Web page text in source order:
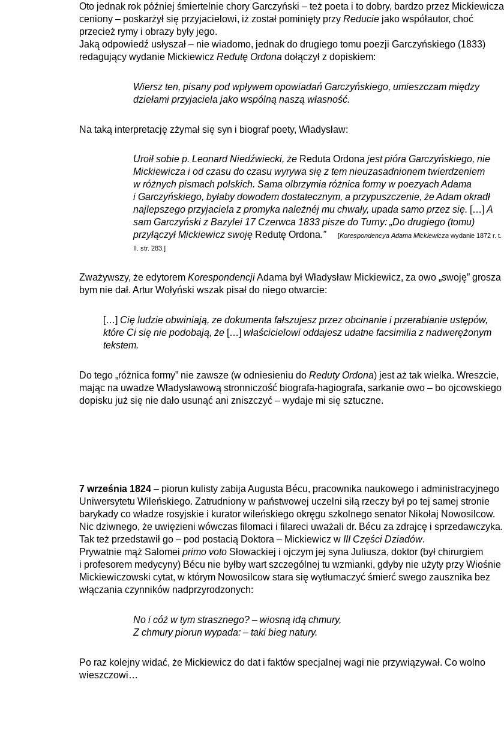
Oto jednak rok później śmiertelnie chory Garczyński – też poeta i to dobry, bardzo przez Mickiewicza
ceniony – poskarżył się przyjacielowi, iż został pominięty przy Reducie jako współautor, choć
przecież rymy i obrazy były jego.
Jaką odpowiedź usłyszał – nie wiadomo, jednak do drugiego tomu poezji Garczyńskiego (1833)
redagujący wydanie Mickiewicz Redutę Ordona dołączył z dopiskiem:
Wiersz ten, pisany pod wpływem opowiadań Garczyńskiego, umieszczam między
dziełami przyjaciela jako wspólną naszą własność.
Na taką interpretację zżymał się syn i biograf poety, Władysław:
Uroił sobie p. Leonard Niedźwiecki, że Reduta Ordona jest pióra Garczyńskiego, nie
Mickiewicza i od czasu do czasu wyrywa się z tem nieuzasadnionem twierdzeniem
w różnych pismach polskich. Sama olbrzymia różnica formy w poezyach Adama
i Garczyńskiego, byłaby dowodem dostatecznym, a przypuszczenie, że Adam okradł
najlepszego przyjaciela z promyka należnéj mu chwały, upada samo przez się. […] A
sam Garczyński z Bazylei 17 Czerwca 1833 pisze do Turny: „Do drugiego (tomu)
przyłączył Mickiewicz swoję Redutę Ordona.” [Korespondencya Adama Mickiewicza wydanie 1872 r. t.
II. str. 283.]
Zważywszy, że edytorem KorespondencjiAdama był Władysław Mickiewicz, za owo „swoję” grosza
bym nie dał. Artur Wołyński wszak pisał do niego otwarcie:
[…] Cię ludzie obwiniają, ze dokumenta fałszujesz przez obcinanie i przerabianie ustępów,
które Ci się nie podobają, że […] właścicielowi oddajesz udatne facsimilia z nadwerężonym
tekstem.
Do tego „różnica formy” nie zawsze (w odniesieniu do Reduty Ordona) jest aż tak wielka. Wreszcie,
mając na uwadze Władysławową stronniczość biografa-hagiografa, sarkanie owo – bo ojcowskiego
dopisku już się nie dało usunąć ani zniszczyć – wydaje mi się sztuczne.
7 września 1824 – piorun kulisty zabija Augusta Bécu, pracownika naukowego i administracyjnego
Uniwersytetu Wileńskiego. Zatrudniony w państwowej uczelni siłą rzeczy był po tej samej stronie
barykady co władze rosyjskie i kurator wileńskiego okręgu szkolnego senator Nikołaj Nowosilcow.
Nic dziwnego, że uwięzieni wówczas filomaci i filareci uważali dr. Bécu za zdrajcę i sprzedawczyka.
Tak też przedstawił go – pod postacią Doktora – Mickiewicz w III Części Dziadów.
Prywatnie mąż Salomei primo voto Słowackiej i ojczym jej syna Juliusza, doktor (był chirurgiem
i profesorem medycyny) Bécu nie byłby wart szczególnej tu wzmianki, gdyby nie użyty przy Wiośnie
Mickiewiczowski cytat, w którym Nowosilcow stara się wytłumaczyć śmierć swego zausznika bez
włączania czynników nadprzyrodzonych:
No i cóż w tym strasznego? – wiosną idą chmury,
Z chmury piorun wypada: – taki bieg natury.
Po raz kolejny widać, że Mickiewicz do dat i faktów specjalnej wagi nie przywiązywał. Co wolno
wieszczowi…